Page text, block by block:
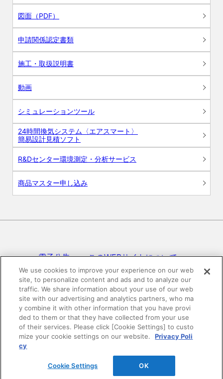
図面（PDF）
申請関係認定書類
施工・取扱説明書
動画
シミュレーションツール
24時間換気システム〈エアスマート〉
簡易設計見積ソフト
R&Dセンター環境測定・分析サービス
商品マスター申し込み
電子公告 このWEBサイトについて
プライバシーポリシー
SNSコミュニティガイドライン サイトマップ
©DAIKEN Corporation All Rights Reserved.
We use cookies to improve your experience on our web
site, to personalize content and ads and to analyze our
traffic. We share information about your use of our web
site with our advertising and analytics partners, who ma
y combine it with other information that you have provi
ded to them or that they have collected from your use
of their services. Please click [Cookie Settings] to custo
mize your cookie settings on our website.
Privacy Poli
cy
Cookie Settings OK